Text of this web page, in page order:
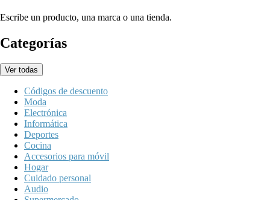
Escribe un producto, una marca o una tienda.
Categorías
Ver todas
Códigos de descuento
Moda
Electrónica
Informática
Deportes
Cocina
Accesorios para móvil
Hogar
Cuidado personal
Audio